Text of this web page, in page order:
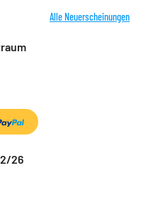
Alle Neuerscheinungen
26